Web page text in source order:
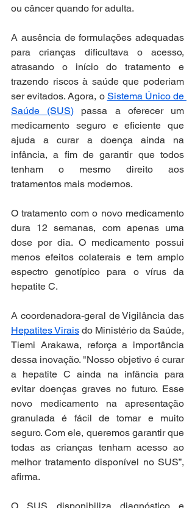
ou câncer quando for adulta.
A ausência de formulações adequadas
para crianças dificultava o acesso,
atrasando o início do tratamento e
trazendo riscos à saúde que poderiam
ser evitados. Agora, o Sistema Único de
Saúde (SUS) passa a oferecer um
medicamento seguro e eficiente que
ajuda a curar a doença ainda na
infância, a fim de garantir que todos
tenham o mesmo direito aos
tratamentos mais modernos.
O tratamento com o novo medicamento
dura 12 semanas, com apenas uma
dose por dia. O medicamento possui
menos efeitos colaterais e tem amplo
espectro genotípico para o vírus da
hepatite C.
Hepatites Virais do Ministério da Saúde,
Tiemi Arakawa, reforça a importância
dessa inovação. "Nosso objetivo é curar
a hepatite C ainda na infância para
evitar doenças graves no futuro. Esse
novo medicamento na apresentação
granulada é fácil de tomar e muito
seguro. Com ele, queremos garantir que
todas as crianças tenham acesso ao
melhor tratamento disponível no SUS”,
afirma.